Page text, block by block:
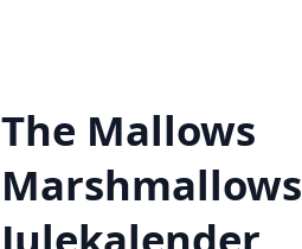
The Mallows
Marshmallows